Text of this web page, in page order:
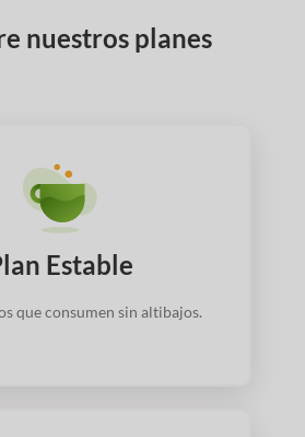
nuestros planes
Estable
que consumen sin altibajos.